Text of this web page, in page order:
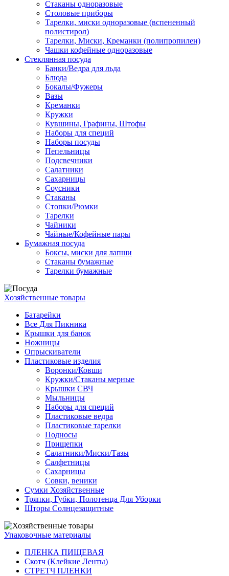
Стаканы одноразовые
Столовые приборы
Тарелки, миски одноразовые (вспененный
полистирол)
Тарелки, Миски, Креманки (полипропилен)
Чашки кофейные одноразовые
Стеклянная посуда
Банки/Ведра для льда
Блюда
Бокалы/Фужеры
Вазы
Креманки
Кружки
Кувшины, Графины, Штофы
Наборы для специй
Наборы посуды
Пепельницы
Подсвечники
Салатники
Сахарницы
Соусники
Стаканы
Стопки/Рюмки
Тарелки
Чайники
Чайные/Кофейные пары
Бумажная посуда
Боксы, миски для лапши
Стаканы бумажные
Тарелки бумажные
Хозяйственные товары
Батарейки
Все Для Пикника
Крышки для банок
Ножницы
Опрыскиватели
Пластиковые изделия
Воронки/Ковши
Кружки/Стаканы мерные
Крышки СВЧ
Мыльницы
Наборы для специй
Пластиковые ведра
Пластиковые тарелки
Подносы
Прищепки
Салатники/Миски/Тазы
Салфетницы
Сахарницы
Совки, веники
Сумки Хозяйственные
Тряпки, Губки, Полотенца Для Уборки
Шторы Солнцезащитные
Упаковочные материалы
ПЛЕНКА ПИЩЕВАЯ
Скотч (Клейкие Ленты)
СТРЕТЧ ПЛЕНКИ